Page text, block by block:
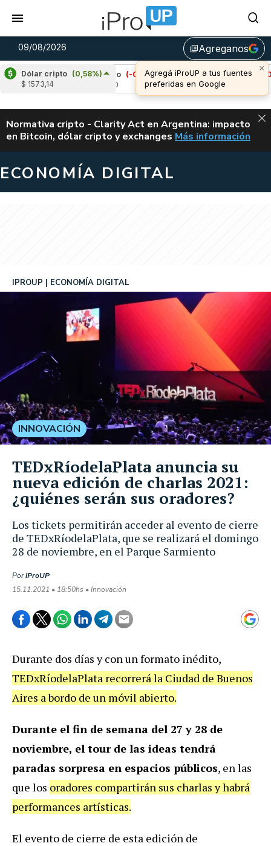
09/08/2026 library_addAgreganos
Dólar cripto (0,58%)
$ 1573,14
Cardano
(-0,02%)
Avalanche (-1,08%)
u$s 6,48
ALERTA
Normativa cripto - Clarity Act en Argentina: impacto
en Bitcoin, dólar cripto y exchanges CLARITY ACT EN
Más información
ECONOMÍA DIGITAL
Los tickets permitirán acceder al evento de cierre
de TEDxRíodelaPlata, que se realizará el domingo
28 de noviembre, en el Parque Sarmiento
IPROUP ECONOMÍA DIGITAL
PoriProUP
15.11.2021 • 18:50hs • Innovación
INNOVACIÓN
TEDxRíodelaPlata anuncia su
nueva edición de charlas 2021:
¿quiénes serán sus oradores?
Durante dos días y con un formato inédito,
TEDxRíodelaPlata recorrerá la Ciudad de Buenos
Aires a bordo de un móvil abierto.
Durante el fin de semana del 27 y 28 de
noviembre, el tour de las ideas tendrá
paradas sorpresa en espacios públicos, en las
que los oradores compartirán sus charlas y habrá
performances artísticas.
El evento de cierre de esta edición de